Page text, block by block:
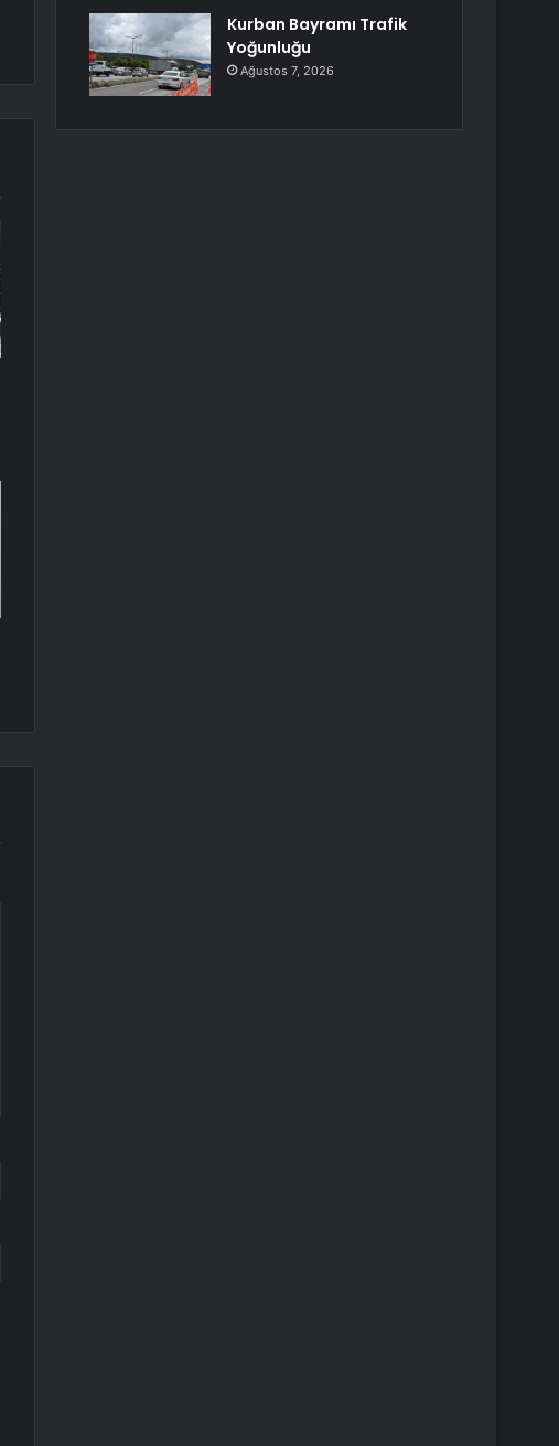
Kurban Bayramı Trafik
Yoğunluğu
Ağustos 7, 2026